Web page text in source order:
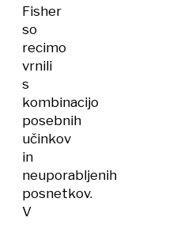
Fisher
so
recimo
vrnili
s
kombinacijo
posebnih
učinkov
in
neuporabljenih
posnetkov.
V